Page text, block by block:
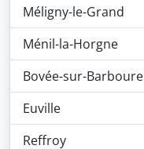
Méligny-le-Grand
Ménil-la-Horgne
Bovée-sur-Barboure
Euville
Reffroy